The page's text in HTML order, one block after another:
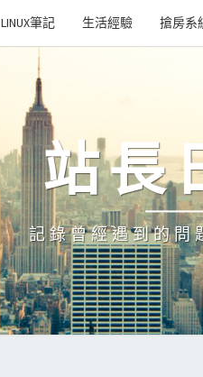
LINUX筆記 生活經驗 搶房系
站長
記錄曾經遇到的問